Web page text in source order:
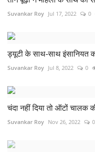
Suvankar Roy Jul 17, 2022 0
ड्यूटी के साथ-साथ इंसानियत
Suvankar Roy Jul 8, 2022 0
चंदा नहीं दिया तो ऑटों चालक
Suvankar Roy Nov 26, 2022 0